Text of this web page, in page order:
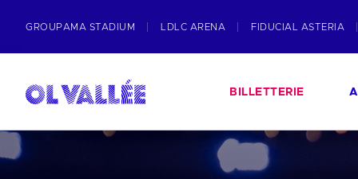
GROUPAMA STADIUM LDLC ARENA FIDUCIAL ASTERIA
BILLETTERIE